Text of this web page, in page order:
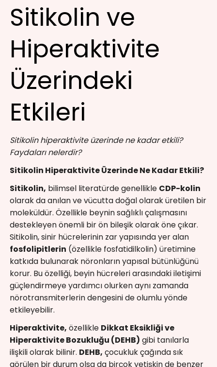
Sitikolin ve
Hiperaktivite
Üzerindeki
Etkileri
Sitikolin hiperaktivite üzerinde ne kadar etkili?
Faydaları nelerdir?
Sitikolin Hiperaktivite Üzerinde Ne Kadar Etkili?
Sitikolin, bilimsel literatürde genellikle CDP-kolin
olarak da anılan ve vücutta doğal olarak üretilen bir
moleküldür. Özellikle beynin sağlıklı çalışmasını
destekleyen önemli bir ön bileşik olarak öne çıkar.
Sitikolin, sinir hücrelerinin zar yapısında yer alan
fosfolipitlerin (özellikle fosfatidilkolin) üretimine
katkıda bulunarak nöronların yapısal bütünlüğünü
korur. Bu özelliği, beyin hücreleri arasındaki iletişimi
güçlendirmeye yardımcı olurken aynı zamanda
nörotransmiterlerin dengesini de olumlu yönde
etkileyebilir.
Hiperaktivite, özellikle Dikkat Eksikliği ve
Hiperaktivite Bozukluğu (DEHB) gibi tanılarla
ilişkili olarak bilinir. DEHB, çocukluk çağında sık
görülen bir durum olsa da birçok yetişkin de benzer